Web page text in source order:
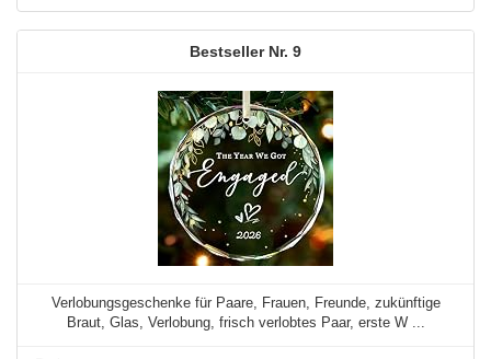
9
Verlobungsgeschenke für Paare, Frauen, Freunde, zukünftige
Braut, Glas, Verlobung, frisch verlobtes Paar, erste W ...